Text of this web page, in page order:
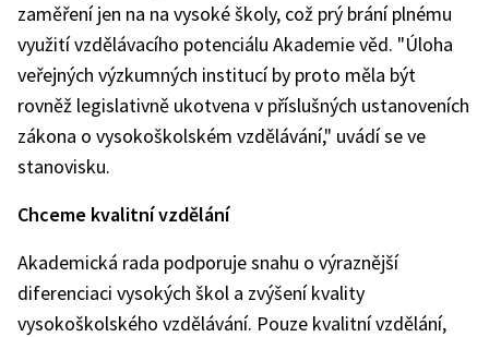
zaměření jen na na vysoké školy, což prý brání plnému
využití vzdělávacího potenciálu Akademie věd. "Úloha
veřejných výzkumných institucí by proto měla být
rovněž legislativně ukotvena v příslušných ustanoveních
zákona o vysokoškolském vzdělávání," uvádí se ve
stanovisku.
Chceme kvalitní vzdělání
Akademická rada podporuje snahu o výraznější
diferenciaci vysokých škol a zvýšení kvality
vysokoškolského vzdělávání. Pouze kvalitní vzdělání,